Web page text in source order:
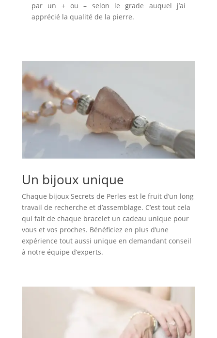
par un + ou – selon le grade auquel j’ai
apprécié la qualité de la pierre.
Un bijoux unique
Chaque bijoux Secrets de Perles est le fruit d’un long
travail de recherche et d’assemblage. C’est tout cela
qui fait de chaque bracelet un cadeau unique pour
vous et vos proches. Bénéficiez en plus d’une
expérience tout aussi unique en demandant conseil
à notre équipe d’experts.